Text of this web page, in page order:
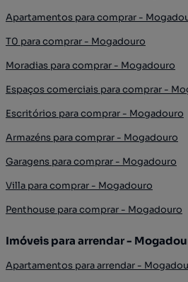
Apartamentos para comprar -
T0 para comprar - Mogadouro
Moradias para comprar - Mogadouro
Espaços comerciais para comprar -
Escritórios para comprar - Mogadouro
Armazéns para comprar - Mogadouro
Garagens para comprar - Mogadouro
Villa para comprar - Mogadouro
Penthouse para comprar - Mogadouro
Imóveis para arrendar -
Apartamentos para arrendar -